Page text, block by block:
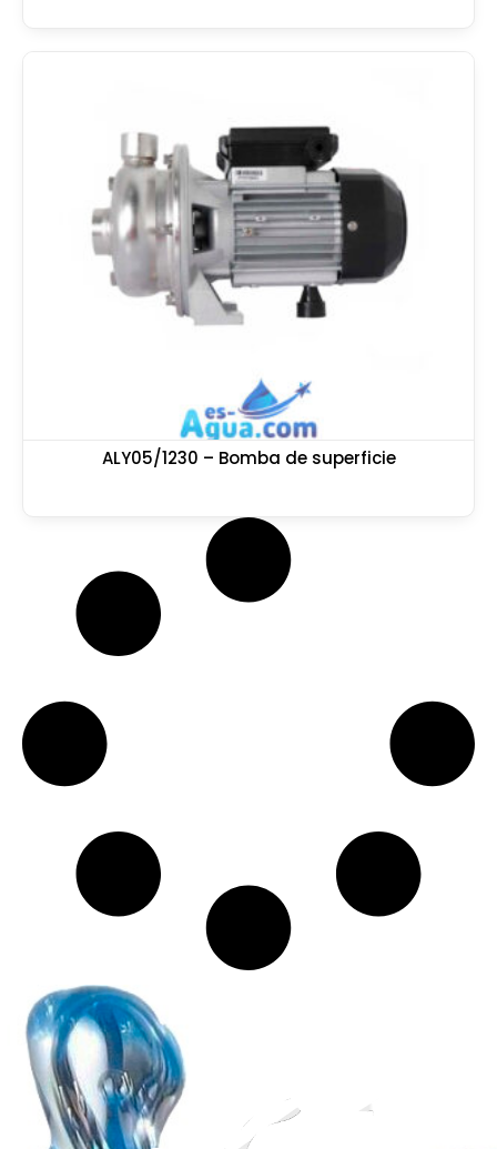
ALY05/1230 – Bomba de superficie